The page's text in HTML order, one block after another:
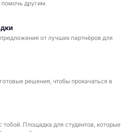
помочь другим.
от лучших партнёров для
решения, чтобы прокачаться в
тобой. Площадка для студентов, которые